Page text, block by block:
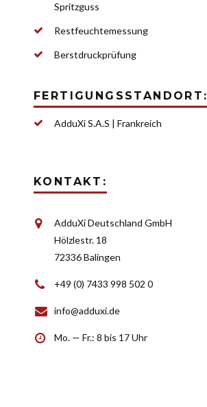
Spritzguss
Rest­feuch­te­messung
Berst­druck­prüfung
FERTIGUNGSSTANDORT:
AdduXi S.A.S | Frank­reich
KONTAKT:
AdduXi Deutschland GmbH
Hölz­lestr. 18
72336 Balingen
+49 (0) 7433 998 502 0
info@adduxi.de
Mo. — Fr.: 8 bis 17 Uhr